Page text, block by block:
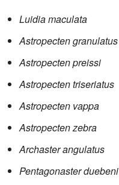
Luidia maculata
Astropecten granulatus
Astropecten preissi
Astropecten triseriatus
Astropecten vappa
Astropecten zebra
Archaster angulatus
Pentagonaster duebeni